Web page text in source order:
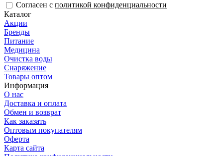
Согласен с политикой конфиденциальности
Каталог
Акции
Бренды
Питание
Медицина
Очистка воды
Снаряжение
Товары оптом
Информация
О нас
Доставка и оплата
Обмен и возврат
Как заказать
Оптовым покупателям
Оферта
Карта сайта